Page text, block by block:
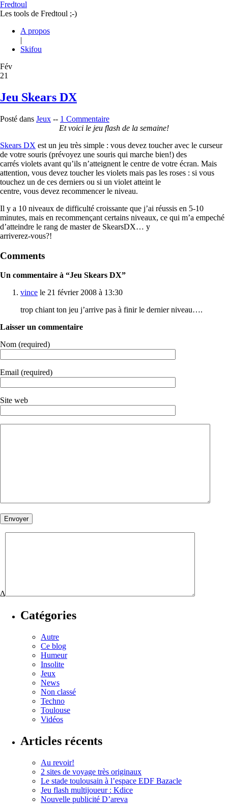
Fredtoul
Les tools de Fredtoul ;-)
A propos
|
Skifou
Fév
21
Jeu Skears DX
Posté dans Jeux -- 1 Commentaire
Et voici le jeu flash de la semaine!
Skears DX est un jeu très simple : vous devez toucher avec le curseur
de votre souris (prévoyez une souris qui marche bien!) des
carrés violets avant qu’ils n’atteignent le centre de votre écran. Mais
attention, vous devez toucher les violets mais pas les roses : si vous
touchez un de ces derniers ou si un violet atteint le
centre, vous devez recommencer le niveau.
Il y a 10 niveaux de difficulté croissante que j’ai réussis en 5-10
minutes, mais en recommençant certains niveaux, ce qui m’a empeché
d’atteindre le rang de master de SkearsDX… y
arriverez-vous?!
Comments
Un commentaire à “Jeu Skears DX”
vince le 21 février 2008 à 13:30
trop chiant ton jeu j’arrive pas à finir le dernier niveau….
Laisser un commentaire
Nom (required)
Email (required)
Site web
Δ
Catégories
Autre
Ce blog
Humeur
Insolite
Jeux
News
Non classé
Techno
Toulouse
Vidéos
Articles récents
Au revoir!
2 sites de voyage très originaux
Le stade toulousain à l’espace EDF Bazacle
Jeu flash multijoueur : Kdice
Nouvelle publicité D’areva